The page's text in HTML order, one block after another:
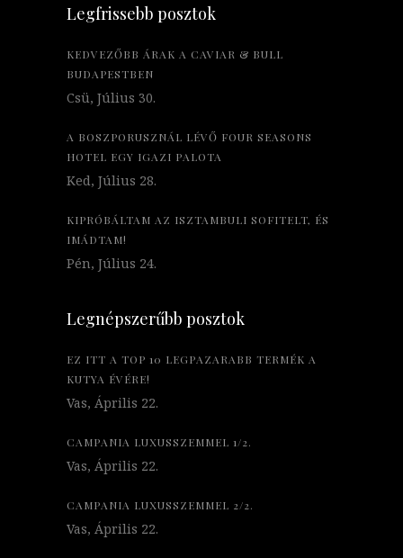
Legfrissebb posztok
KEDVEZŐBB ÁRAK A CAVIAR & BULL
BUDAPESTBEN
Csü, Július 30.
A BOSZPORUSZNÁL LÉVŐ FOUR SEASONS
HOTEL EGY IGAZI PALOTA
Ked, Július 28.
KIPRÓBÁLTAM AZ ISZTAMBULI SOFITELT, ÉS
IMÁDTAM!
Pén, Július 24.
Legnépszerűbb posztok
EZ ITT A TOP 10 LEGPAZARABB TERMÉK A
KUTYA ÉVÉRE!
Vas, Április 22.
CAMPANIA LUXUSSZEMMEL 1/2.
Vas, Április 22.
CAMPANIA LUXUSSZEMMEL 2/2.
Vas, Április 22.